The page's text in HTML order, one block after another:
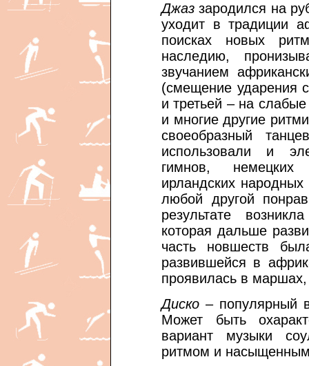
Джаз зародился на
уходит в традиции
поисках новых
наследию,
звучанием
(смещение ударения
и третьей – на
и многие другие
своеобразный
использовали и
гимнов,
ирландских
любой другой
результате
которая дальше
часть новшеств
развившейся в
проявилась в
Диско – популярный
Может быть
вариант музыки
ритмом и